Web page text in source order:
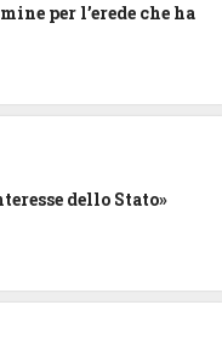
per l’erede che ha
dello Stato»